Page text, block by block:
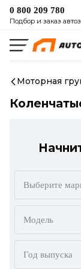
0 800 209 780
Подбор и заказ
Моторная
Выберите
ALFA ROMEO
AUDI
Модель
Год выпуска